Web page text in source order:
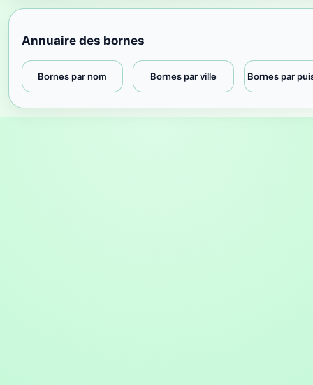
Annuaire des bornes
Bornes par nom Bornes par ville Bornes par